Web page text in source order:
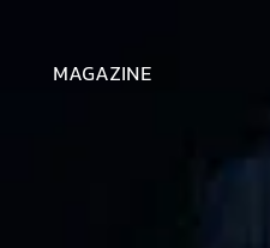
MAGAZINE